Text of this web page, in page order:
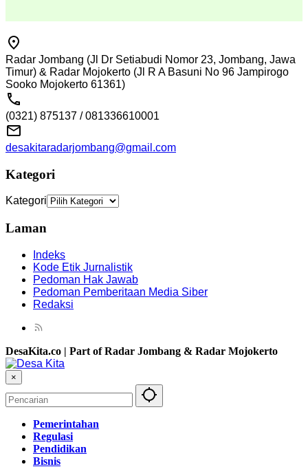
Radar Jombang (Jl Dr Setiabudi Nomor 23, Jombang, Jawa
Timur) & Radar Mojokerto (Jl R A Basuni No 96 Jampirogo
Sooko Mojokerto 61361)
(0321) 875137 / 081336610001
desakitaradarjombang@gmail.com
Kategori
Kategori
Laman
Indeks
Kode Etik Jurnalistik
Pedoman Hak Jawab
Pedoman Pemberitaan Media Siber
Redaksi
DesaKita.co | Part of Radar Jombang & Radar Mojokerto
×
Pemerintahan
Regulasi
Pendidikan
Bisnis